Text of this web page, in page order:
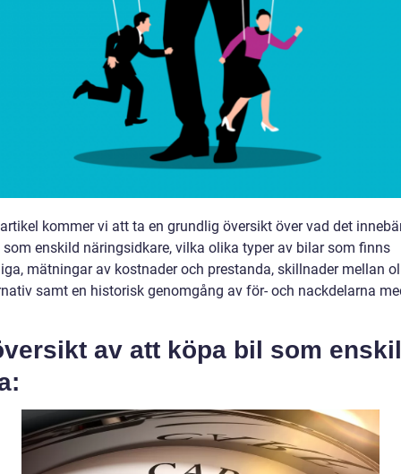
kommer vi att ta en grundlig översikt över vad det
enskild näringsidkare, vilka olika typer av bilar som finns
mätningar av kostnader och prestanda, skillnader mellan
samt en historisk genomgång av för- och nackdelarna
av att köpa bil som